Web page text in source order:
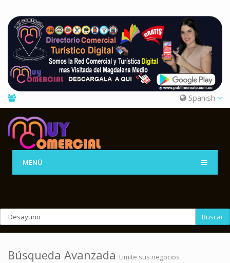
Spanish
MENÚ
Buscar
Búsqueda Avanzada Limite sus negocios